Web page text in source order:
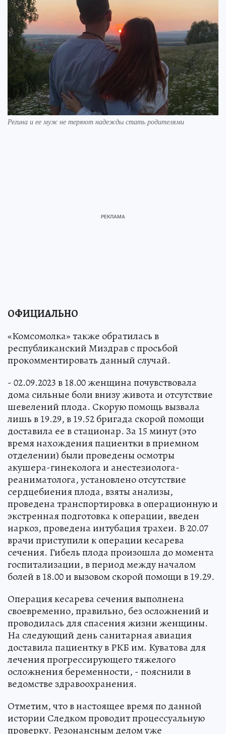
Регина и ее муж не теряют надежды стать родителями
ОФИЦИАЛЬНО
«Комсомолка» также обратилась в
республиканский Миздрав с просьбой
прокомментировать данный случай.
- 02.09.2023 в 18.00 женщина почувствовала
дома сильные боли внизу живота и отсутствие
шевелений плода. Скорую помощь вызвала
лишь в 19.29, в 19.52 бригада скорой помощи
доставила ее в стационар. За 15 минут (это
время нахождения пациентки в приемном
отделении) были проведены осмотры
акушера-гинеколога и анестезиолога-
реаниматолога, установлено отсутствие
сердцебиения плода, взяты анализы,
проведена транспортировка в операционную и
экстренная подготовка к операции, введен
наркоз, проведена интубация трахеи. В 20.07
врачи приступили к операции кесарева
сечения. Гибель плода произошла до момента
госпитализации, в период между началом
болей в 18.00 и вызовом скорой помощи в 19.29.
Операция кесарева сечения выполнена
своевременно, правильно, без осложнений и
проводилась для спасения жизни женщины.
На следующий день санитарная авиация
доставила пациентку в РКБ им. Куватова для
лечения прогрессирующего тяжелого
осложнения беременности, - пояснили в
ведомстве здравоохранения.
Отметим, что в настоящее время по данной
истории Следком проводит процессуальную
проверку. Резонансным делом уже